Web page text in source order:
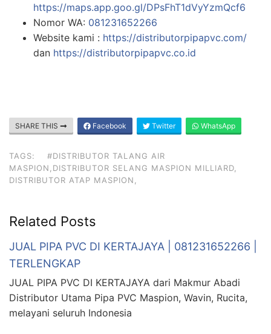
https://maps.app.goo.gl/DPsFhT1dVyYzmQcf6
Nomor WA: 081231652266
Website kami : https://distributorpipapvc.com/
dan https://distributorpipapvc.co.id
SHARE THIS Facebook Twitter WhatsApp
TAGS:
#DISTRIBUTOR TALANG AIR
MASPION,DISTRIBUTOR SELANG MASPION MILLIARD,
DISTRIBUTOR ATAP MASPION,
Related Posts
JUAL PIPA PVC DI KERTAJAYA | 081231652266 |
TERLENGKAP
JUAL PIPA PVC DI KERTAJAYA dari Makmur Abadi
Distributor Utama Pipa PVC Maspion, Wavin, Rucita,
melayani seluruh Indonesia